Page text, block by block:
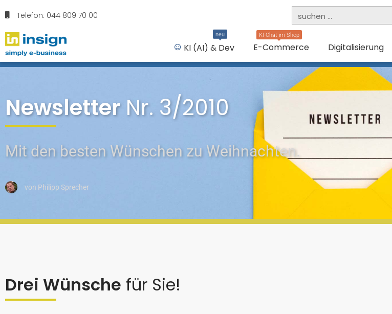
Telefon: 044 809 70 00
KI (AI) & Dev
neu
E-Commerce
KI-Chat im Shop
Digitalisierung
NewsletterNr. 3/2010
Mit den besten Wünschen zu Weihnachten.
von Philipp Sprecher
Drei Wünsche für Sie!